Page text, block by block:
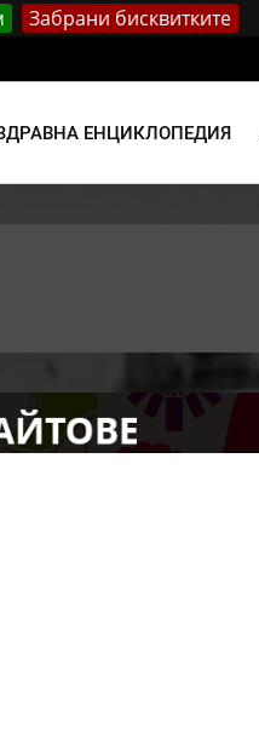
Забрани бисквитките
ЕНЦИКЛОПЕДИЯ